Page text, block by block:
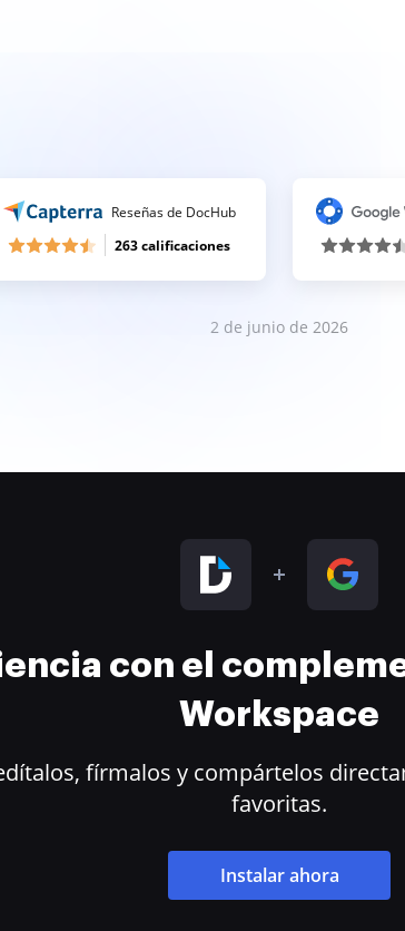
Reseñas de DocHub
263 calificaciones
2 de junio de 2026
con el
Workspace
fírmalos y compártelos
favoritas.
Instalar ahora